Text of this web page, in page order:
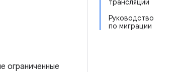
трансляции
Руководство
по миграции
ограниченные